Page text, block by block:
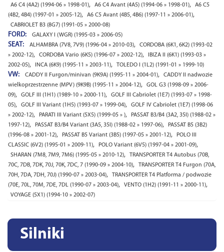
A6 C4 (4A2) (1994-06 » 1998-01), A6 C4 Avant (4A5) (1994-06 » 1998-01),
A6 C5
(4B2, 4B4) (1997-01 » 2005-12), A6 C5 Avant (4B5, 4B6) (1997-11 » 2006-01),
CABRIOLET B3 (8G7) (1991-05 » 2000-08)
FORD: GALAXY I (WGR) (1995-03 » 2006-05)
SEAT: ALHAMBRA (7V8, 7V9) (1996-04 » 2010-03),
CORDOBA (6K1, 6K2) (1993-02
» 2002-12), CORDOBA Vario (6K5) (1996-07 » 2002-12),
IBIZA II (6K1) (1993-03 »
2002-05), INCA (6K9) (1995-11 » 2003-11), TOLEDO I (1L2) (1991-01 » 1999-10)
VW: CADDY II Furgon/minivan (9K9A) (1995-11 » 2004-01),
CADDY II nadwozie
wielkoprzestrzenne (MPV) (9K9B) (1995-11 » 2004-12),
GOL G3 (1998-09 » 2006-
09), GOLF III (1H1) (1989-10 » 2000-11),
GOLF III Cabriolet (1E7) (1993-07 » 1998-
05), GOLF III Variant (1H5) (1993-07 » 1999-04),
GOLF IV Cabriolet (1E7) (1998-06
» 2002-12), PARATI III Variant (5X5) (1999-05 » ),
PASSAT B3/B4 (3A2, 35I) (1988-02 »
1997-12), PASSAT B3/B4 Variant (3A5, 35I) (1988-02 » 1997-06),
PASSAT B5 (3B2)
(1996-08 » 2001-12), PASSAT B5 Variant (3B5) (1997-05 » 2001-12),
POLO III
CLASSIC (6V2) (1995-01 » 2009-11), POLO Variant (6V5) (1997-04 » 2001-09),
SHARAN (7M8, 7M9, 7M6) (1995-05 » 2010-12),
TRANSPORTER T4 Autobus (70B,
70C, 7DB, 7DK, 70J, 70K, 7DC, 7 (1990-09 » 2004-10),
TRANSPORTER T4 Furgon (70A,
70H, 7DA, 7DH, 70J) (1990-07 » 2003-04),
TRANSPORTER T4 Platforma / podwozie
(70E, 70L, 70M, 7DE, 7DL (1990-07 » 2003-04), VENTO (1H2) (1991-11 » 2000-11),
VOYAGE (5X1) (1994-10 » 2002-07)
Silniki